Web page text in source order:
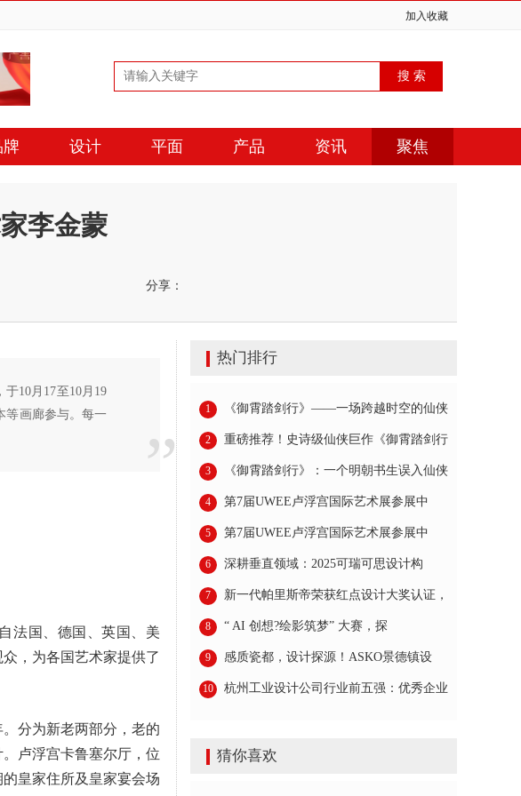
加入收藏
牌 设计 平面 产品 资讯 聚焦
李金蒙
分享：
10月17至10月19
等画廊参与。每一
法国、德国、英国、美
，为各国艺术家提供了
分为新老两部分，老的
卢浮宫卡鲁塞尔厅，位
皇家住所及皇家宴会场
热门排行
1 《御霄踏剑行》——一场跨越时空的仙侠
2 重磅推荐！史诗级仙侠巨作《御霄踏剑行
3 《御霄踏剑行》：一个明朝书生误入仙侠
4 第7届UWEE卢浮宫国际艺术展参展中
5 第7届UWEE卢浮宫国际艺术展参展中
6 深耕垂直领域：2025可瑞可思设计构
7 新一代帕里斯帝荣获红点设计大奖认证，
8 “ AI 创想?绘影筑梦” 大赛，探
9 感质瓷都，设计探源！ASKO景德镇设
10 杭州工业设计公司行业前五强：优秀企业
猜你喜欢